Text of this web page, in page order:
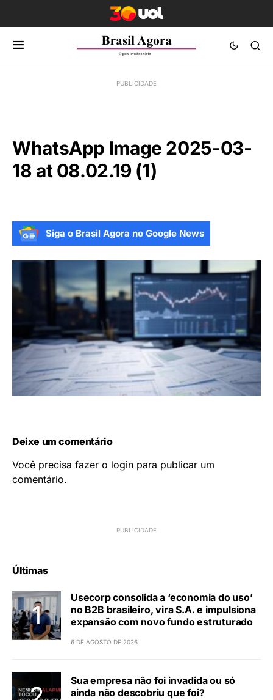
WhatsApp Image 2025-03-
18 at 08.02.19 (1)
Siga o Brasil Agora no Google News
Deixe um comentário
Você precisa fazer o login para publicar um
comentário.
Últimas
Usecorp consolida a ‘economia do uso’
no B2B brasileiro, vira S.A. e impulsiona
expansão com novo fundo estruturado
6 DE AGOSTO DE 2026
Sua empresa não foi invadida ou só
ainda não descobriu que foi?